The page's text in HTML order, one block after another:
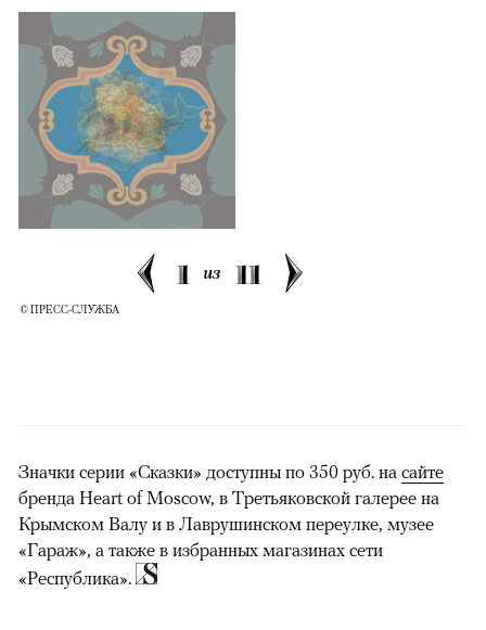
1 из 11
© ПРЕСС-СЛУЖБА
Значки серии «Сказки» доступны по 350 руб. на сайте
бренда Heart of Moscow, в Третьяковской галерее на
Крымском Валу и в Лаврушинском переулке, музее
«Гараж», а также в избранных магазинах сети
«Республика».